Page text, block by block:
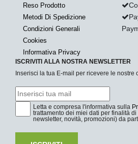
Reso Prodotto
Metodi Di Spedizione
Condizioni Generali
Cookies
Informativa Privacy
ISCRIVITI ALLA NOSTRA NEWSLETTER
Inserisci la tua E-mail per ricevere le nostre
Letta e compresa l'informativa sulla
trattamento dei miei dati per finalità
newsletter, novità, promozioni) da